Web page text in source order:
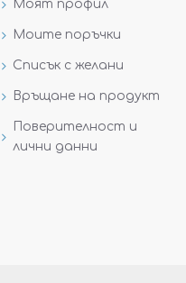
Моят профил
Моите поръчки
Списък с желани
Връщане на продукт
Поверителност и
лични данни